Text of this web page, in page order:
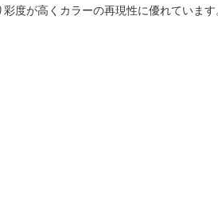
度が高くカラーの再現性に優れています